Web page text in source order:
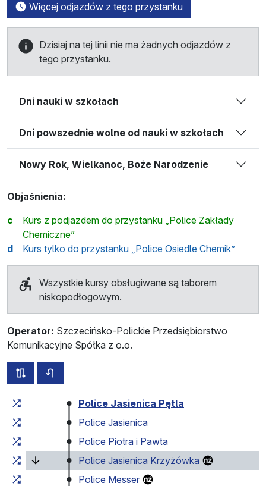
Więcej odjazdów z tego przystanku
Dzisiaj na tej linii nie ma żadnych odjazdów z
tego przystanku.
Dni nauki w szkołach
Dni powszednie wolne od nauki w szkołach
Nowy Rok, Wielkanoc, Boże Narodzenie
Objaśnienia:
c
Kurs z podjazdem do przystanku „Police Zakłady
Chemiczne”
d
Kurs tylko do przystanku „Police Osiedle Chemik”
Wszystkie kursy obsługiwane są taborem
niskopodłogowym.
Operator: Szczecińsko-Polickie Przedsiębiorstwo
Komunikacyjne Spółka z o.o.
wszystkie trasy tej linii
Czas przejazdu narastająco Czas przejazdu między
Police Jasienica Pętla
Police Jasienica
Police Piotra i Pawła
Police Jasienica Krzyżówka
Police Messer